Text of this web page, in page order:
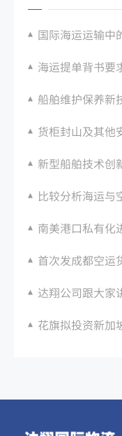
国际海运运输中
海运提单背书要
船舶维护保养新
货柜封山及其他
新型船舶技术创
比较分析海运与
南美港口私有化
首次发成都空运
达翔公司跟大家
花旗拟投资新加坡港口